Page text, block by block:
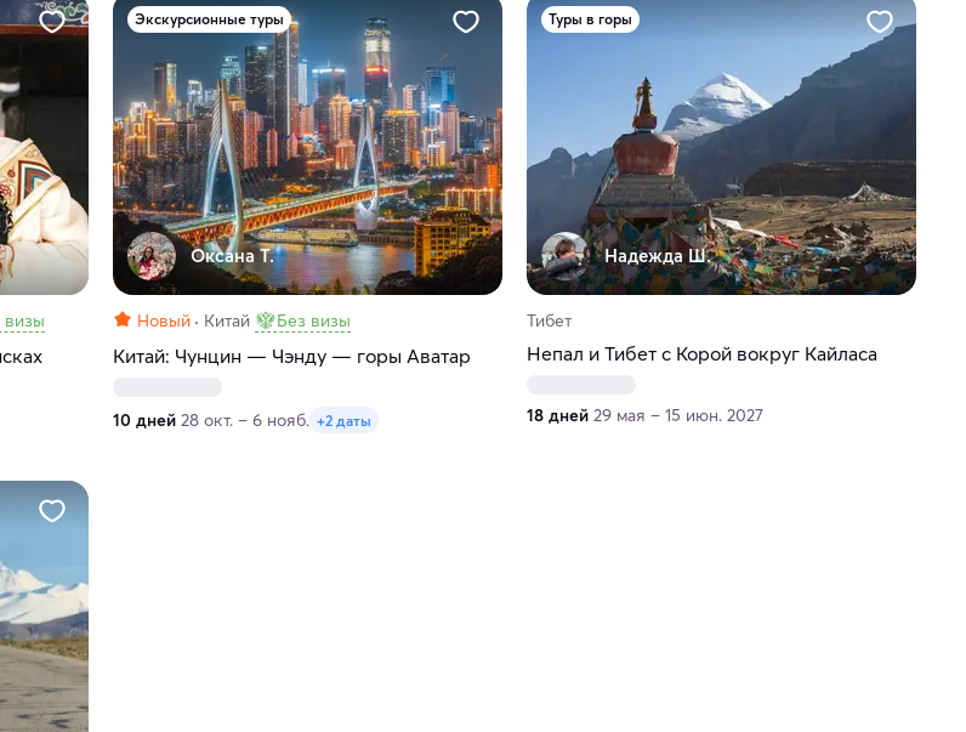
визы
Экскурсионные туры
Оксана Т.
Новый Китай Без визы
Китай: Чунцин — Чэнду — горы Аватар
10 дней 28 окт. – 6 нояб. +2 даты
Туры в горы
Надежда Ш.
Тибет
Непал и Тибет с Корой вокруг Кайласа
18 дней 29 мая – 15 июн. 2027